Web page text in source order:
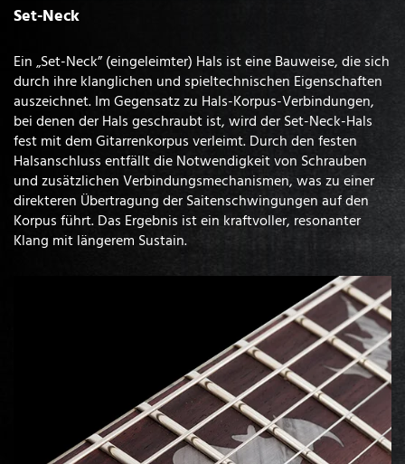
Set-Neck
Ein „Set-Neck” (eingeleimter) Hals ist eine Bauweise, die sich
durch ihre klanglichen und spieltechnischen Eigenschaften
auszeichnet. Im Gegensatz zu Hals-Korpus-Verbindungen,
bei denen der Hals geschraubt ist, wird der Set-Neck-Hals
fest mit dem Gitarrenkorpus verleimt. Durch den festen
Halsanschluss entfällt die Notwendigkeit von Schrauben
und zusätzlichen Verbindungsmechanismen, was zu einer
direkteren Übertragung der Saitenschwingungen auf den
Korpus führt. Das Ergebnis ist ein kraftvoller, resonanter
Klang mit längerem Sustain.